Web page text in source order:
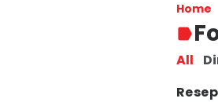
Home
All
06